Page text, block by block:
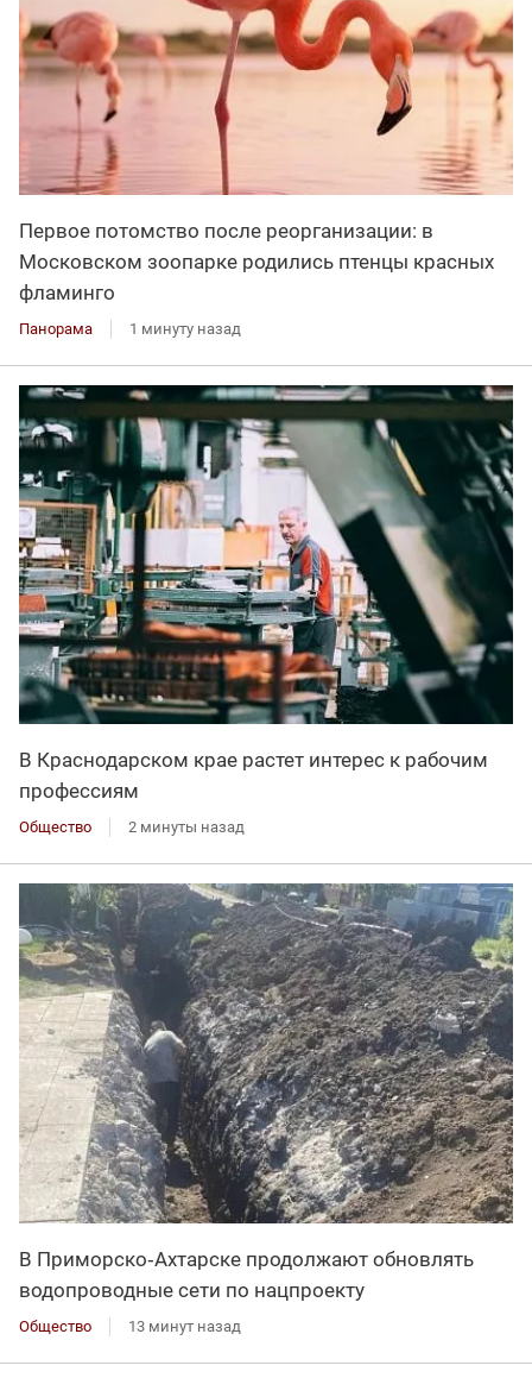
Первое потомство после реорганизации: в
Московском зоопарке родились птенцы красных
фламинго
Панорама 1 минуту назад
В Краснодарском крае растет интерес к рабочим
профессиям
Общество 2 минуты назад
В Приморско‑Ахтарске продолжают обновлять
водопроводные сети по нацпроекту
Общество 13 минут назад